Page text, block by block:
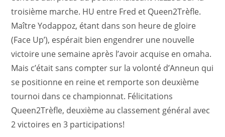
troisième marche. HU entre Fred et Queen2Trèfle.
Maître Yodappoz, étant dans son heure de gloire
(Face Up’), espérait bien engendrer une nouvelle
victoire une semaine après l’avoir acquise en omaha.
Mais c’était sans compter sur la volonté d’Anneun qui
se positionne en reine et remporte son deuxième
tournoi dans ce championnat. Félicitations
Queen2Trèfle, deuxième au classement général avec
2 victoires en 3 participations!